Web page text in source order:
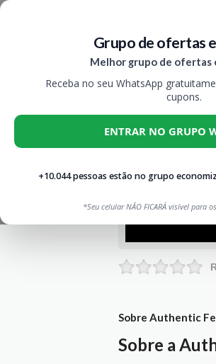
Grupo de ofertas
Melhor grupo de ofertas
Receba no seu WhatsApp
cupons.
ENTRAR NO GRUPO
+10.044 pessoas estão no grupo
*Seu celular NÃO FICARÁ visível para
Sobre Authentic
Sobre a